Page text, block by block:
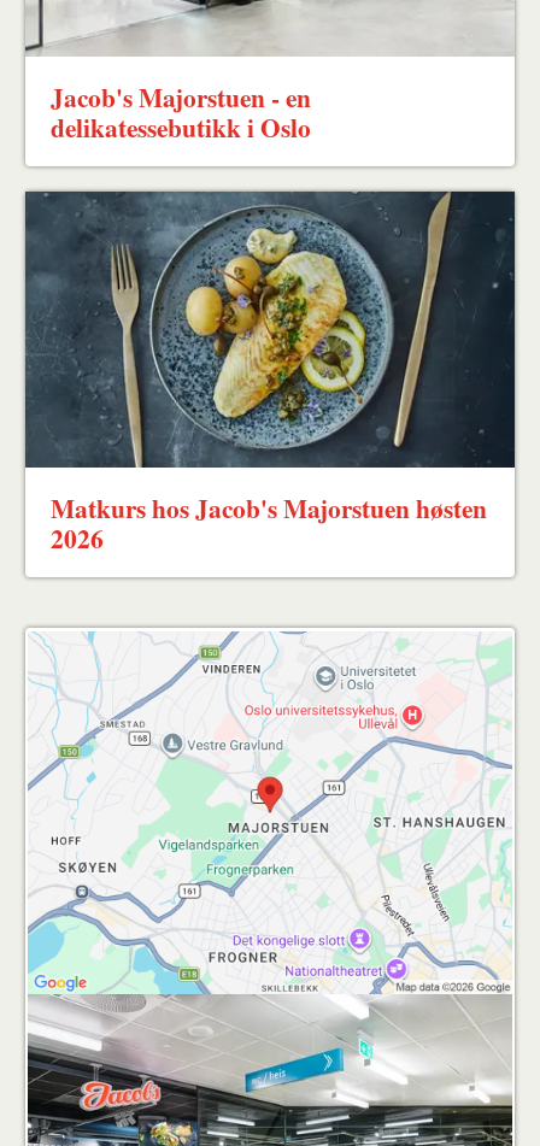
Jacob's Majorstuen - en
delikatessebutikk i Oslo
Matkurs hos Jacob's Majorstuen høsten
2026